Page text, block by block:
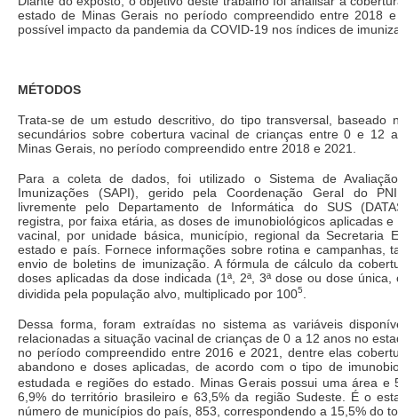
estado de Minas Gerais no período compreendido entre 2018
possível impacto da pandemia da COVID-19 nos índices de
MÉTODOS
Trata-se de um estudo descritivo, do tipo transversal, baseado
secundários sobre cobertura vacinal de crianças entre 0 e 12
Minas Gerais, no período compreendido entre 2018 e 2021.
Para a coleta de dados, foi utilizado o Sistema de
Imunizações (SAPI), gerido pela Coordenação Geral do
livremente pelo Departamento de Informática do SUS
registra, por faixa etária, as doses de imunobiológicos aplicadas
vacinal, por unidade básica, município, regional da Secretaria
estado e país. Fornece informações sobre rotina e campanhas,
envio de boletins de imunização. A fórmula de cálculo da
doses aplicadas da dose indicada (1ª, 2ª, 3ª dose ou dose
dividida pela população alvo, multiplicado por 1005
Dessa forma, foram extraídas no sistema as variáveis
relacionadas a situação vacinal de crianças de 0 a 12 anos no
no período compreendido entre 2016 e 2021, dentre elas
abandono e doses aplicadas, de acordo com o tipo de
estudada e regiões do estado. Minas Gerais possui uma área e
6,9% do território brasileiro e 63,5% da região Sudeste. É o
número de municípios do país, 853, correspondendo a 15,5% do